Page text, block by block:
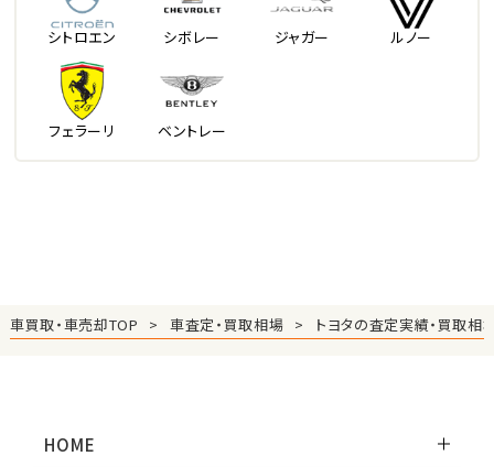
シトロエン シボレー ジャガー ルノー
フェラーリ ベントレー
車買取・車売却TOP 車査定・買取相場 トヨタの査定実績・買取相
HOME